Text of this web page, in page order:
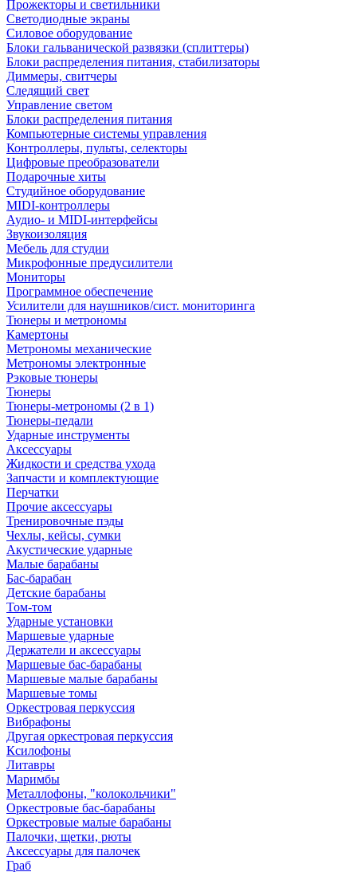
Прожекторы и светильники
Светодиодные экраны
Силовое оборудование
Блоки гальванической развязки (сплиттеры)
Блоки распределения питания, стабилизаторы
Диммеры, свитчеры
Следящий свет
Управление светом
Блоки распределения питания
Компьютерные системы управления
Контроллеры, пульты, селекторы
Цифровые преобразователи
Подарочные хиты
Студийное оборудование
MIDI-контроллеры
Аудио- и MIDI-интерфейсы
Звукоизоляция
Мебель для студии
Микрофонные предусилители
Мониторы
Программное обеспечение
Усилители для наушников/сист. мониторинга
Тюнеры и метрономы
Камертоны
Метрономы механические
Метрономы электронные
Рэковые тюнеры
Тюнеры
Тюнеры-метрономы (2 в 1)
Тюнеры-педали
Ударные инструменты
Аксессуары
Жидкости и средства ухода
Запчасти и комплектующие
Перчатки
Прочие аксессуары
Тренировочные пэды
Чехлы, кейсы, сумки
Акустические ударные
Mалые барабаны
Бас-барабан
Детские барабаны
Том-том
Ударные установки
Маршевые ударные
Держатели и аксессуары
Маршевые бас-барабаны
Маршевые малые барабаны
Маршевые томы
Оркестровая перкуссия
Вибрафоны
Другая оркестровая перкуссия
Ксилофоны
Литавры
Маримбы
Металлофоны, "колокольчики"
Оркестровые бас-барабаны
Оркестровые малые барабаны
Палочки, щетки, рюты
Аксессуары для палочек
Граб